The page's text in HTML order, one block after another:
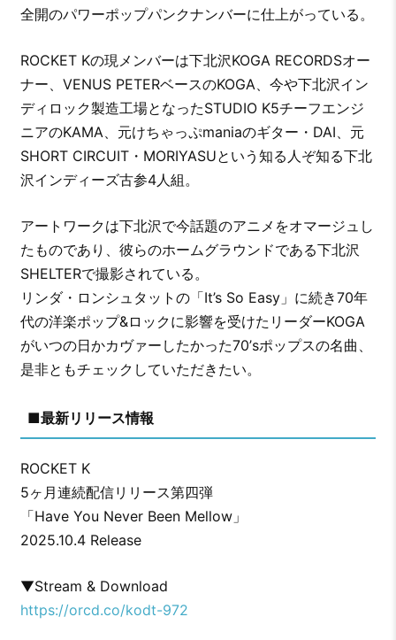
全開のパワーポップパンクナンバーに仕上がっている。
ROCKET Kの現メンバーは下北沢KOGA RECORDSオー
ナー、VENUS PETERベースのKOGA、今や下北沢イン
ディロック製造工場となったSTUDIO K5チーフエンジ
ニアのKAMA、元けちゃっぷmaniaのギター・DAI、元
SHORT CIRCUIT・MORIYASUという知る人ぞ知る下北
沢インディーズ古参4人組。
アートワークは下北沢で今話題のアニメをオマージュし
たものであり、彼らのホームグラウンドである下北沢
SHELTERで撮影されている。
リンダ・ロンシュタットの「It’s So Easy」に続き70年
代の洋楽ポップ&ロックに影響を受けたリーダーKOGA
がいつの日かカヴァーしたかった70’sポップスの名曲、
是非ともチェックしていただきたい。
■最新リリース情報
ROCKET K
5ヶ月連続配信リリース第四弾
「Have You Never Been Mellow」
2025.10.4 Release
▼Stream & Download
https://orcd.co/kodt-972